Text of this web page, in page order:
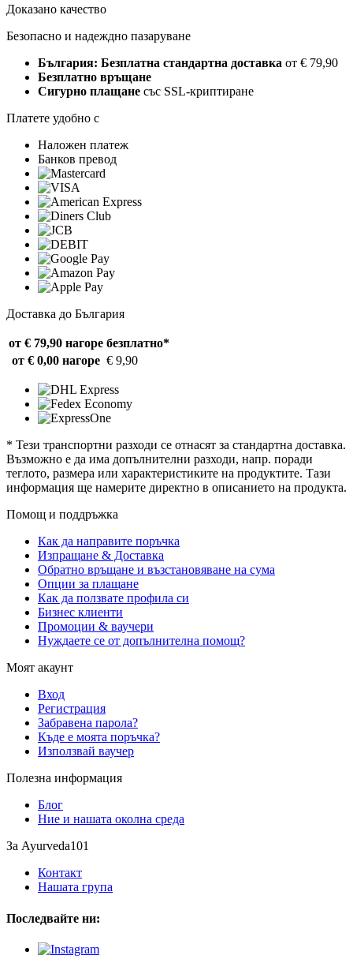
Доказано качество
Безопасно и надеждно пазаруване
България: Безплатна стандартна доставка от € 79,90
Безплатно връщане
Сигурно плащане със SSL-криптиране
Платете удобно с
Наложен платеж
Банков превод
Доставка до България
от € 79,90 нагоре безплатно*
от € 0,00 нагоре € 9,90
* Тези транспортни разходи се отнасят за стандартна доставка.
Възможно е да има допълнителни разходи, напр. поради
теглото, размера или характеристиките на продуктите. Тази
информация ще намерите директно в описанието на продукта.
Помощ и поддръжка
Как да направите поръчка
Изпращане & Доставка
Обратно връщане и възстановяване на сума
Опции за плащане
Как да ползвате профила си
Бизнес клиенти
Промоции & ваучери
Нуждаете се от допълнителна помощ?
Моят акаунт
Вход
Регистрация
Забравена парола?
Къде е моята поръчка?
Използвай ваучер
Полезна информация
Блог
Ние и нашата околна среда
За Ayurveda101
Контакт
Нашата група
Последвайте ни: